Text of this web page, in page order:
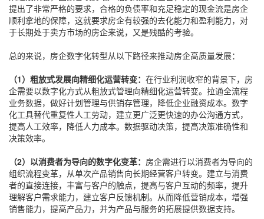
提出了非常严格的要求，合格的负债率和充足稳定的现金流是房企
顺利拿地的保障，这就要求房企有较强的去化能力和盈利能力，对
于长期处于卖方市场的房企来说，又是残酷的考验。
总的来说，房企数字化转型从以下路径来推动房企高质量发展：
（1）粗放式发展向精细化运营转变： 在行业利润收窄的背景下，房
企需要以数字化方式从粗放式管理向精细化运营转变。拉通全流程
业务数据，做好计划管理与供销存管理，降低企业融资成本。数字
化工具替代重复性人工劳动，建立更广泛更快速的办公沟通方式，
提高人工效率，降低人力成本。数据驱动决策，提高决策准确性和
决策效率。
（2）以消费者为导向的数字化变革： 房企需进行以消费者为导向的
组织流程变革，从单次产品销售向长期经营客户转变。建立与消费
者的直接连接，丰富与客户的触点，提高与客户互动的频率，提升
理解客户需求能力，建立客户反馈机制。从而降低营销成本，增强
销售能力，提高产品力，并为产品与服务的拓展提供数据支持。